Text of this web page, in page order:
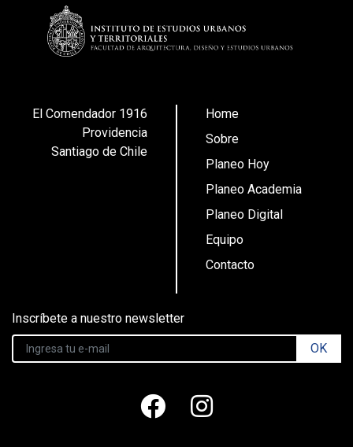
El Comendador 1916
Providencia
Santiago de Chile
Home
Sobre
Planeo Hoy
Planeo Academia
Planeo Digital
Equipo
Contacto
Inscríbete a nuestro newsletter
OK